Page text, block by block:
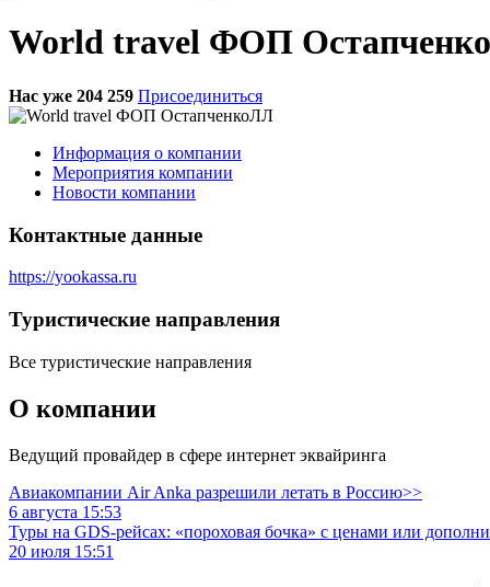
World travel ФОП
Нас уже 204 259 Присоединиться
Информация о компании
Мероприятия компании
Новости компании
Контактные данные
https://yookassa.ru
Туристическиe направления
Все туристические направления
О компании
Ведущий провайдер в сфере интернет эквайринга
Авиакомпании Air Anka разрешили летать в Россию>>
6 августа 15:53
Туры на GDS-рейсах: «пороховая бочка» с ценами или
20 июля 15:51